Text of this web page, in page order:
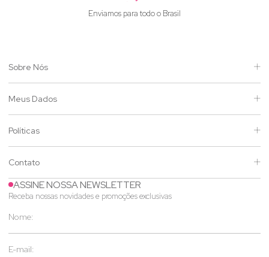
Enviamos para todo o Brasil
Sobre Nós
Meus Dados
Políticas
Contato
ASSINE NOSSA NEWSLETTER
Receba nossas novidades e promoções exclusivas